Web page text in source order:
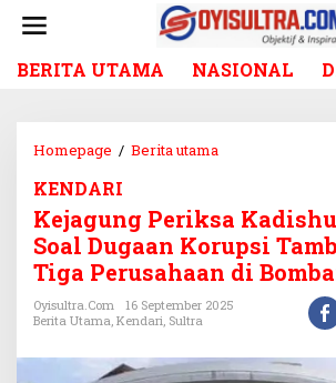
BERITA UTAMA NASIONAL
Homepage / Berita utama
a
g
u
n
g
r
KENDARI
Kejagung Periksa
Soal Dugaan Korupsi
Tiga Perusahaan di
Oyisultra.com
16 September 2025
Berita Utama, Kendari, Sultra